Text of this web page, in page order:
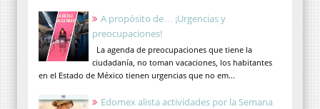
A propósito de… ¡Urgencias y
preocupaciones!
La agenda de preocupaciones que tiene la
ciudadanía, no toman vacaciones, los habitantes
en el Estado de México tienen urgencias que no em...
Edomex alista actividades por la Semana